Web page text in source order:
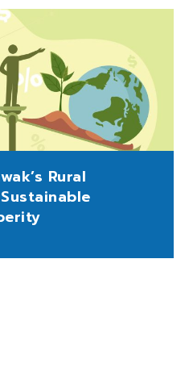
Rural